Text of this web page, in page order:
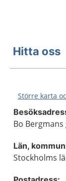
Hitta oss
Större karta
Bo Bergmans
Län,
Stockholms